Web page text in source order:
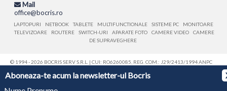
Aboneaza-te acum la newsletter-ul Bocris
Mail
office@bocris.ro
LAPTOPURI NETBOOK TABLETE MULTIFUNCTIONALE SISTEME PC
MONITOARE
TELEVIZOARE
ROUTERE SWITCH-URI APARATE FOTO CAMERE VIDEO
CAMERE
DE SUPRAVEGHERE
© 1994 - 2026 BOCRIS SERV S.R.L. | CUI: RO6260085, REG. COM.: J29/2413/1994ANPC